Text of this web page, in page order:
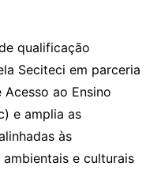
qualificação
Seciteci em parceria
ao Ensino
e amplia as
às
e culturais